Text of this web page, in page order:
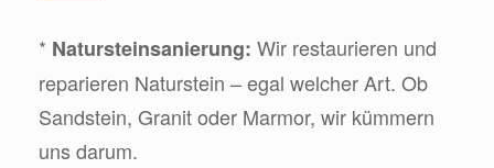
* Natursteinsanierung: Wir restaurieren und
reparieren Naturstein – egal welcher Art. Ob
Sandstein, Granit oder Marmor, wir kümmern
uns darum.